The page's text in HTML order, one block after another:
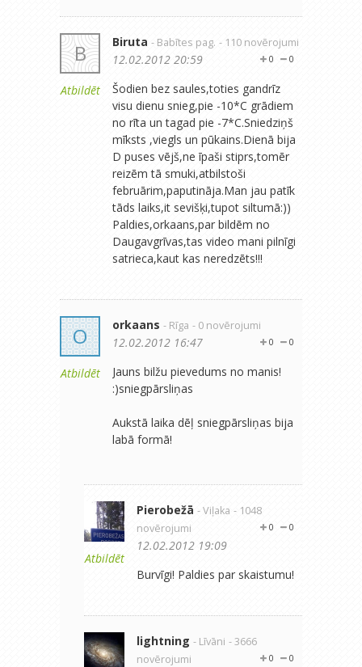
B
Atbildēt
Biruta - Babītes pag. - 110 novērojumi
0
0
12.02.2012 20:59
Šodien bez saules,toties gandrīz
visu dienu snieg,pie -10*C grādiem
no rīta un tagad pie -7*C.Sniedziņš
mīksts ,viegls un pūkains.Dienā bija
D puses vējš,ne īpaši stiprs,tomēr
reizēm tā smuki,atbilstoši
februārim,paputināja.Man jau patīk
tāds laiks,it sevišķi,tupot siltumā:))
Paldies,orkaans,par bildēm no
Daugavgrīvas,tas video mani pilnīgi
satrieca,kaut kas neredzēts!!!
O
Atbildēt
orkaans - Rīga - 0 novērojumi
0
0
12.02.2012 16:47
Jauns bilžu pievedums no manis!
:)sniegpārsliņas
Aukstā laika dēļ sniegpārsliņas bija
labā formā!
Atbildēt
Pierobežā - Viļaka - 1048
novērojumi
0
0
12.02.2012 19:09
Burvīgi! Paldies par skaistumu!
lightning - Līvāni - 3666
novērojumi
0
0